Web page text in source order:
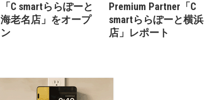
「C smartららぽーと
海老名店」をオープ
ン
Premium Partner「C
smartららぽーと横浜
店」レポート